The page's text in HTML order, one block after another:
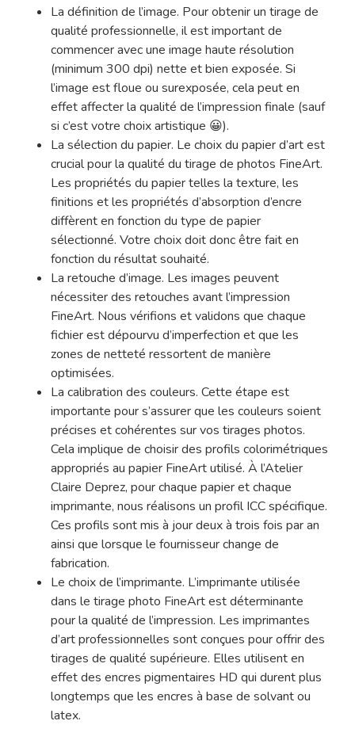
Hit enter to search or ESC to close
La définition de l’image. Pour obtenir un tirage de
qualité professionnelle, il est important de
commencer avec une image haute résolution
(minimum 300 dpi) nette et bien exposée. Si
l’image est floue ou surexposée, cela peut en
effet affecter la qualité de l’impression finale (sauf
si c’est votre choix artistique 😀).
La sélection du papier. Le choix du papier d’art est
crucial pour la qualité du tirage de photos FineArt.
Les propriétés du papier telles la texture, les
finitions et les propriétés d’absorption d’encre
diffèrent en fonction du type de papier
sélectionné. Votre choix doit donc être fait en
fonction du résultat souhaité.
La retouche d’image. Les images peuvent
nécessiter des retouches avant l’impression
FineArt. Nous vérifions et validons que chaque
fichier est dépourvu d’imperfection et que les
zones de netteté ressortent de manière
optimisées.
La calibration des couleurs. Cette étape est
importante pour s’assurer que les couleurs soient
précises et cohérentes sur vos tirages photos.
Cela implique de choisir des profils colorimétriques
appropriés au papier FineArt utilisé. À l’Atelier
Claire Deprez, pour chaque papier et chaque
imprimante, nous réalisons un profil ICC spécifique.
Ces profils sont mis à jour deux à trois fois par an
ainsi que lorsque le fournisseur change de
fabrication.
Le choix de l’imprimante. L’imprimante utilisée
dans le tirage photo FineArt est déterminante
pour la qualité de l’impression. Les imprimantes
d’art professionnelles sont conçues pour offrir des
tirages de qualité supérieure. Elles utilisent en
effet des encres pigmentaires HD qui durent plus
longtemps que les encres à base de solvant ou
latex.